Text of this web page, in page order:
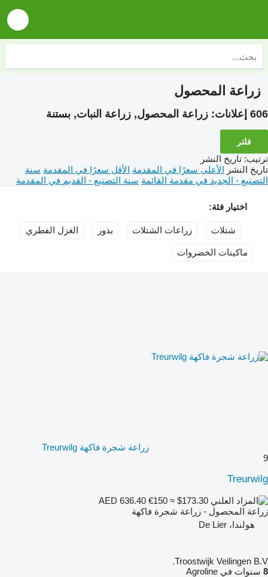
زراعة المحصول
606 إعلانات: زراعة المحصول, زراعة النبات, بستنة
فلتر
ترتيب: تاريخ النشر
تاريخ النشر الأعلى سعرًا في المقدمة الأقل سعرًا في المقدمة سنة
التصنيع - الجديد في مقدمة القائمة سنة التصنيع - القديم في المقدمة
اختيار فئة:
شتلات زراعات الشتلات بذور الغزل الفطري
ماكينات الخضروات
زراعة شجرة فاكهة Treurwilg
9
Treurwilg
€150 ≈ $173.30
زراعة المحصول - زراعة شجرة فاكهة
هولندا، De Lier
Troostwijk Veilingen B.V.
8 سنوات في Agroline